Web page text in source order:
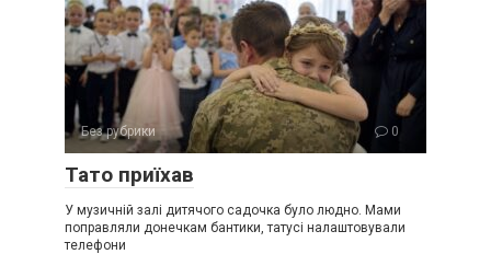
Без рубрики 0
Тато приїхав
У музичній залі дитячого садочка було людно. Мами
поправляли донечкам бантики, татусі налаштовували
телефони